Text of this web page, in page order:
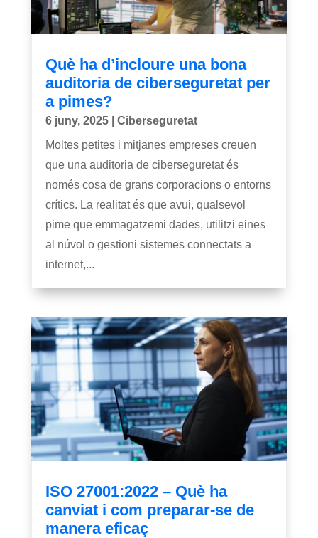
Què ha d’incloure una bona
auditoria de ciberseguretat per
a pimes?
6 juny, 2025| Ciberseguretat
Moltes petites i mitjanes empreses creuen
que una auditoria de ciberseguretat és
només cosa de grans corporacions o entorns
crítics. La realitat és que avui, qualsevol
pime que emmagatzemi dades, utilitzi eines
al núvol o gestioni sistemes connectats a
internet,...
ISO 27001:2022 – Què ha
canviat i com preparar-se de
manera eficaç